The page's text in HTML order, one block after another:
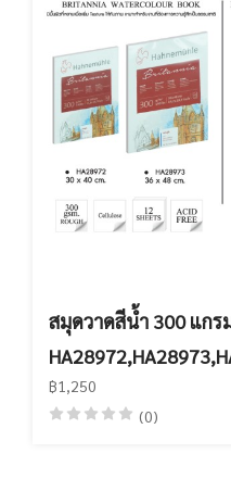
สมุดวาดสีน้ำ 300 แกร
฿1,250
(0)